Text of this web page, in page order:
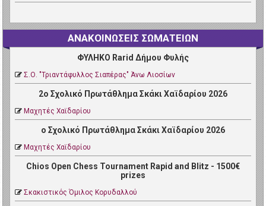
ΑΝΑΚΟΙΝΩΣΕΙΣ ΣΩΜΑΤΕΙΩΝ
ΦΥΛΗΚΟ Rarid Δήμου Φυλής
Σ.Ο. "Τριαντάφυλλος Σιαπέρας" Άνω Λιοσίων
2ο Σχολικό Πρωτάθλημα Σκάκι Χαϊδαρίου 2026
Μαχητές Χαϊδαρίου
ο Σχολικό Πρωτάθλημα Σκάκι Χαϊδαρίου 2026
Μαχητές Χαϊδαρίου
Chios Open Chess Tournament Rapid and Blitz - 1500€
prizes
Σκακιστικός Όμιλος Κορυδαλλού